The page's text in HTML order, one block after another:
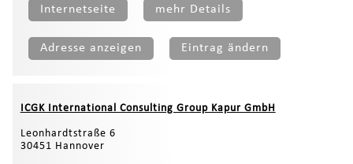
Internetseite mehr Details
Adresse anzeigen Eintrag ändern
ICGK International Consulting Group Kapur GmbH
Leonhardtstraße 6
30451 Hannover